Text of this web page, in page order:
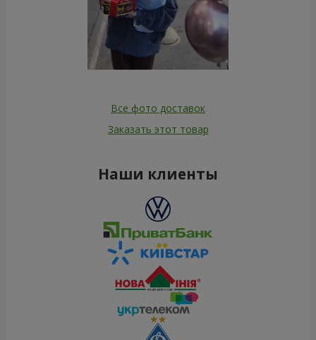
Все фото доставок
Заказать этот товар
Наши клиенты